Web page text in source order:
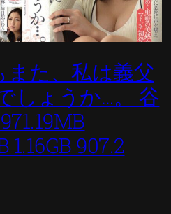
また、私は義父
しょうか…。 谷
1.16GB 907.2